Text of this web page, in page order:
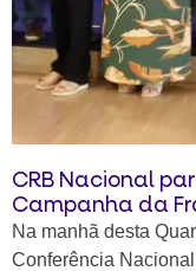
CRB Nacional
Campanha da
Na manhã desta
Conferência